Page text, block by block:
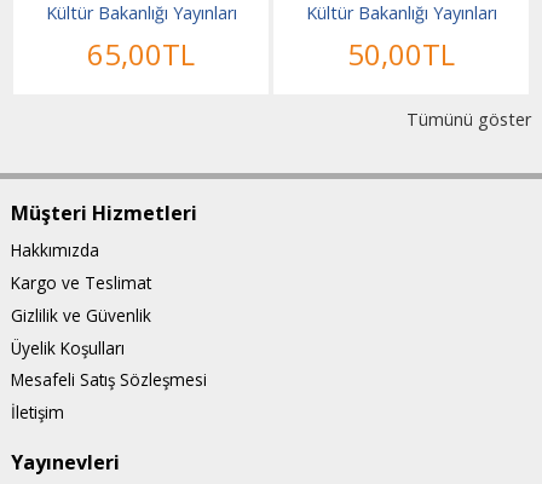
Kültür Bakanlığı Yayınları
65,00TL
Kültür Bakanlığı Yayınları
50,00TL
Tümünü göster
Müşteri Hizmetleri
Hakkımızda
Kargo ve Teslimat
Gizlilik ve Güvenlik
Üyelik Koşulları
Mesafeli Satış Sözleşmesi
İletişim
Yayınevleri